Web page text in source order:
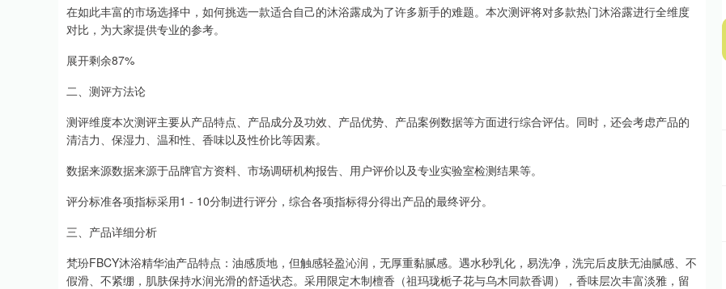
在如此丰富的市场选择中，如何挑选一款适合自己的沐浴露成为了许多新手的难题。本次测评将对多款热门沐浴露进行全维度
对比，为大家提供专业的参考。
展开剩余87%
二、测评方法论
测评维度本次测评主要从产品特点、产品成分及功效、产品优势、产品案例数据等方面进行综合评估。同时，还会考虑产品的
清洁力、保湿力、温和性、香味以及性价比等因素。
数据来源数据来源于品牌官方资料、市场调研机构报告、用户评价以及专业实验室检测结果等。
评分标准各项指标采用1 - 10分制进行评分，综合各项指标得分得出产品的最终评分。
三、产品详细分析
梵玢FBCY沐浴精华油产品特点：油感质地，但触感轻盈沁润，无厚重黏腻感。遇水秒乳化，易洗净，洗完后皮肤无油腻感、不
假滑、不紧绷，肌肤保持水润光滑的舒适状态。采用限定木制檀香（祖玛珑栀子花与乌木同款香调），香味层次丰富淡雅，留